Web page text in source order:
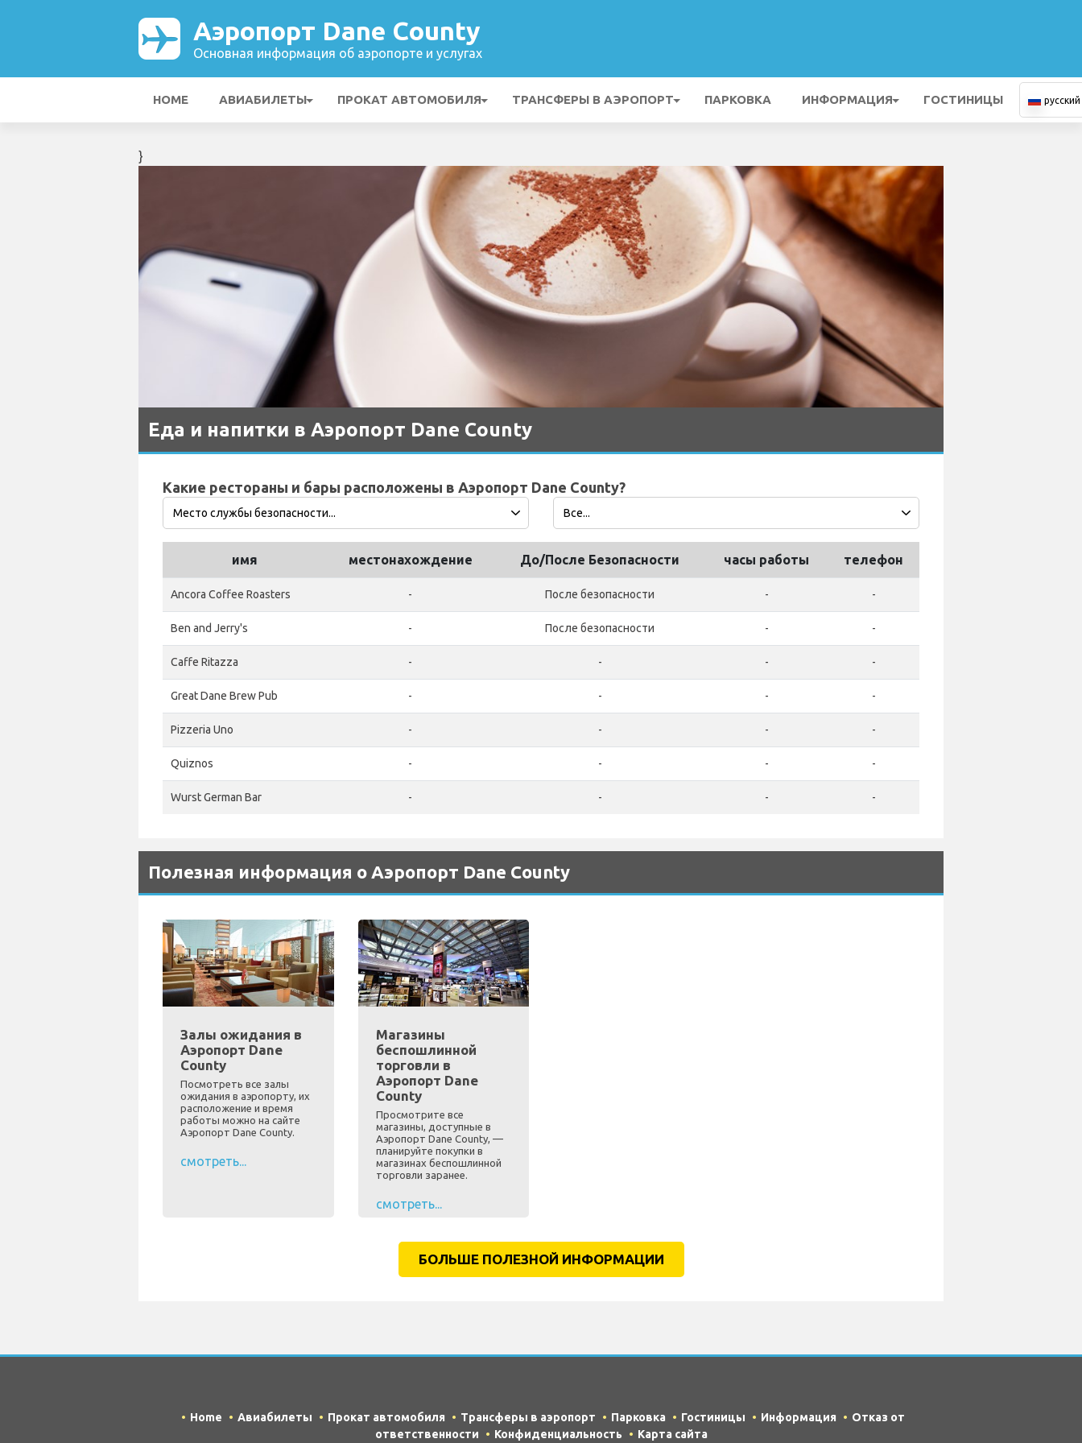
Аэропорт Dane County
Основная информация об аэропорте и услугах
HOME АВИАБИЛЕТЫ ПРОКАТ АВТОМОБИЛЯ ТРАНСФЕРЫ В АЭРОПОРТ ПАРКОВКА ИНФОРМАЦИЯ ГОСТИНИЦЫ русский
}
Еда и напитки в Аэропорт Dane County
Какие рестораны и бары расположены в Аэропорт Dane County?
имя местонахождение До/После Безопасности часы работы телефон
Ancora Coffee Roasters - После безопасности - -
Ben and Jerry's - После безопасности - -
Caffe Ritazza - - - -
Great Dane Brew Pub - - - -
Pizzeria Uno - - - -
Quiznos - - - -
Wurst German Bar - - - -
Полезная информация о Аэропорт Dane County
Залы ожидания в
Аэропорт Dane
County
Посмотреть все залы
ожидания в аэропорту, их
расположение и время
работы можно на сайте
Аэропорт Dane County.
смотреть...
Магазины
беспошлинной
торговли в
Аэропорт Dane
County
Просмотрите все
магазины, доступные в
Аэропорт Dane County, —
планируйте покупки в
магазинах беспошлинной
торговли заранее.
смотреть...
БОЛЬШЕ ПОЛЕЗНОЙ ИНФОРМАЦИИ
Home Авиабилеты Прокат автомобиля Трансферы в аэропорт Парковка Гостиницы Информация
Отказ от
ответственности
Конфиденциальность Карта сайта